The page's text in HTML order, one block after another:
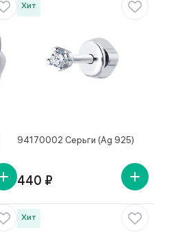
Хит
94170002 Серьги (Ag 925)
440 ₽
Хит